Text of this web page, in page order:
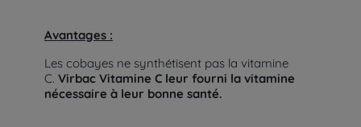
Avantages :
Les cobayes ne synthétisent pas la vitamine
C. Virbac Vitamine C leur fourni la vitamine
nécessaire à leur bonne santé.